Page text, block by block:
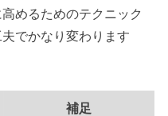
めるためのテクニック
でかなり変わります
補足